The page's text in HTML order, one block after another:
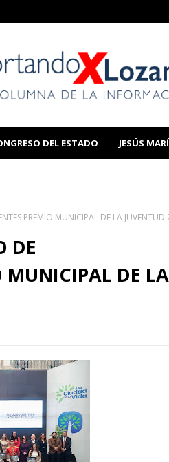
DEL ESTADO JESÚS
PREMIO MUNICIPAL DE LA JUVENTUD
DE
MUNICIPAL DE LA